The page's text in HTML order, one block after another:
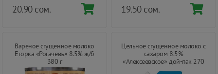
20.90 сом. 19.50 сом.
Вареное сгущенное молоко
Егорка «Рогачевъ» 8.5% ж/б
380 г
Цельное сгущенное молоко с
сахаром 8.5%
«Алексеевское» дой-пак 270
г